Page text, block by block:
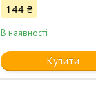
144 ₴
В наявності
Купити